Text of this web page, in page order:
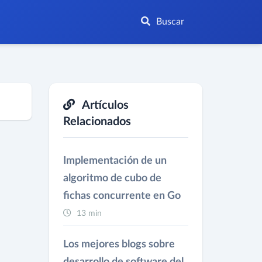
Buscar
Artículos
Relacionados
Implementación de un
algoritmo de cubo de
fichas concurrente en Go
13 min
Los mejores blogs sobre